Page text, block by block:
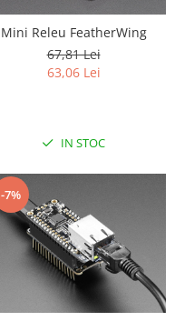
Mini Releu FeatherWing
67,81 Lei
63,06 Lei
IN STOC
-7%